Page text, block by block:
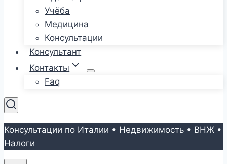
Учёба
Медицина
Консультации
Консультант
Контакты
Faq
Консультации по Италии • Недвижимость • ВНЖ •
Налоги